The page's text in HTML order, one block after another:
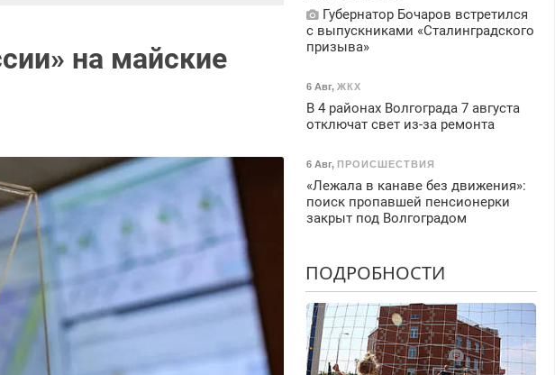
на майские
Губернатор Бочаров встретился
с выпускниками «Сталинградского
призыва»
6 Авг, ЖКХ
В 4 районах Волгограда 7 августа
отключат свет из-за ремонта
6 Авг, ПРОИСШЕСТВИЯ
«Лежала в канаве без движения»:
поиск пропавшей пенсионерки
закрыт под Волгоградом
ПОДРОБНОСТИ